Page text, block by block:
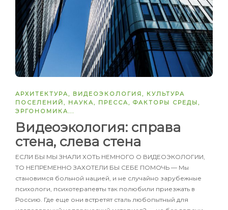
АРХИТЕКТУРА , ВИДЕОЭКОЛОГИЯ , КУЛЬТУРА
ПОСЕЛЕНИЙ , НАУКА , ПРЕССА , ФАКТОРЫ СРЕДЫ ,
ЭРГОНОМИКА
Видеоэкология: справа
стена, слева стена
ЕСЛИ БЫ МЫ ЗНАЛИ ХОТЬ НЕМНОГО О ВИДЕОЭКОЛОГИИ,
ТО НЕПРЕМЕННО ЗАХОТЕЛИ БЫ СЕБЕ ПОМОЧЬ — Мы
становимся больной нацией, и не случайно зарубежные
психологи, психотерапевты так полюбили приезжать в
Россию. Где еще они встретят сталь любопытный для